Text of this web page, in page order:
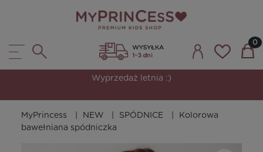
Wyprzedaż letnia :)
MyPrincess NEW SPÓDNICE
Kolorowa
bawełniana spódniczka